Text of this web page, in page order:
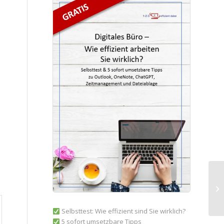
Selbsttest: Wie effizient sind Sie wirklich?
5 sofort umsetzbare Tipps